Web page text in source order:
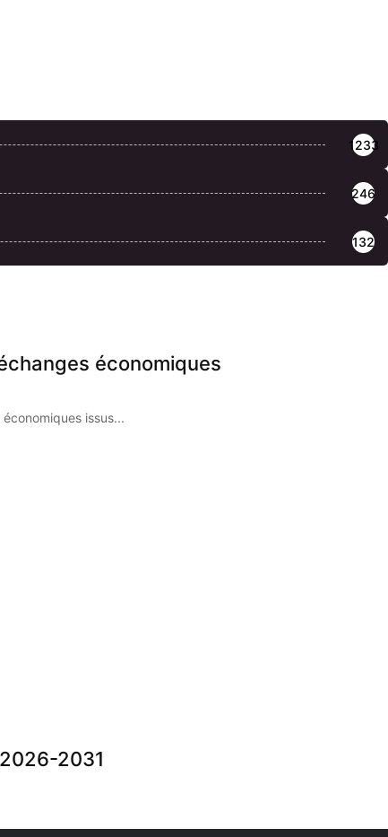
1233
246
132
économiques
issus...
2031